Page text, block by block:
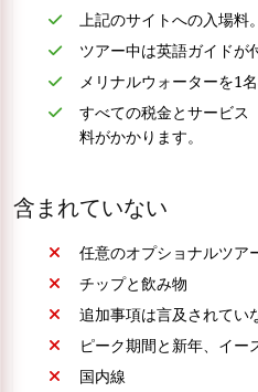
上記のサイトへの入場料。
ツアー中は英語ガイドが
メリナルウォーターを1
すべての税金とサービス
料がかかります。
含まれていない
任意のオプショナルツア
チップと飲み物
追加事項は言及されてい
ピーク期間と新年、イー
国内線